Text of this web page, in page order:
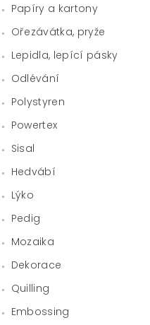
Papíry a kartony
Ořezávátka, pryže
Lepidla, lepící pásky
Odlévání
Polystyren
Powertex
Sisal
Hedvábí
Lýko
Pedig
Mozaika
Dekorace
Quilling
Embossing